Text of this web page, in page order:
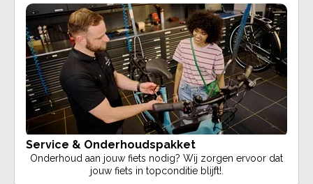
Service & Onderhoudspakket
Onderhoud aan jouw fiets nodig? Wij zorgen ervoor dat
jouw fiets in topconditie blijft!.